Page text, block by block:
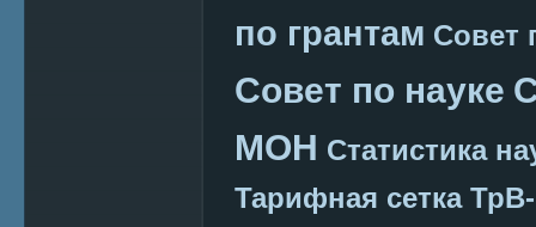
по грантам Совет
Совет по науке
МОН Статистика
Тарифная сетка